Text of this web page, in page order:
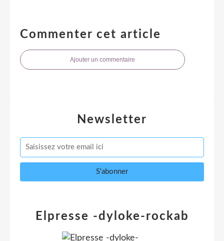
Commenter cet article
Ajouter un commentaire
Newsletter
Elpresse -dyloke-rockab